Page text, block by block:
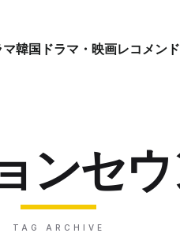
韓国ドラマ・映画レコメンド
ンセ
TAG ARCHIVE